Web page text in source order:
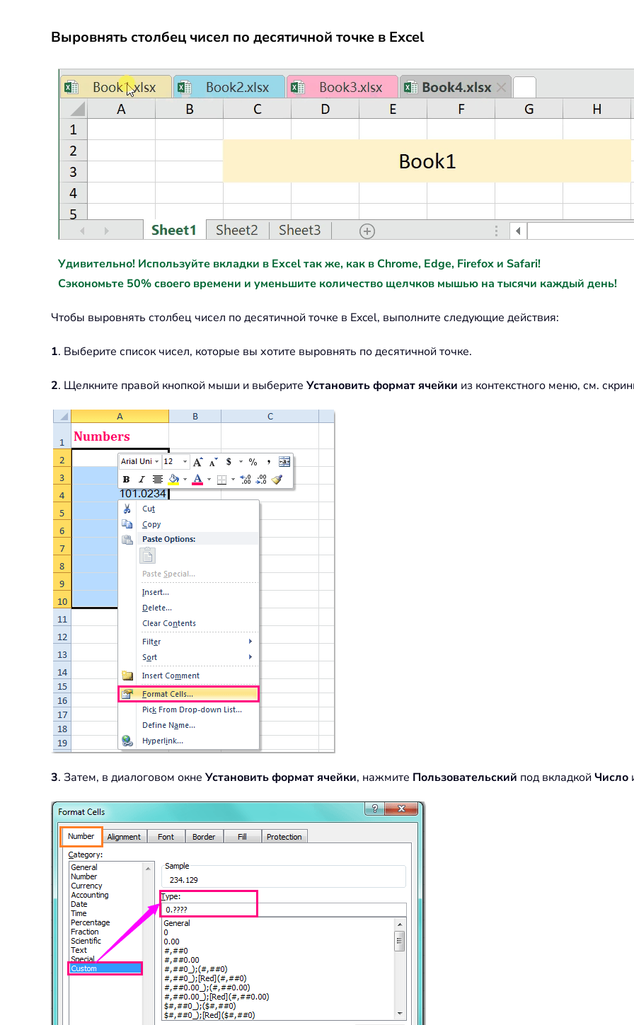
Выровнять столбец чисел по десятичной точке в Excel
Удивительно! Используйте вкладки в Excel так же, как в Chrome, Edge, Firefox и Safari!
Сэкономьте 50% своего времени и уменьшите количество щелчков мышью на тысячи каждый день!
Чтобы выровнять столбец чисел по десятичной точке в Excel, выполните следующие действия:
1. Выберите список чисел, которые вы хотите выровнять по десятичной точке.
2. Щелкните правой кнопкой мыши и выберите Установить формат ячейки из контекстного меню, см.
3. Затем, в диалоговом окне Установить формат ячейки, нажмите Пользовательский под вкладкой Число